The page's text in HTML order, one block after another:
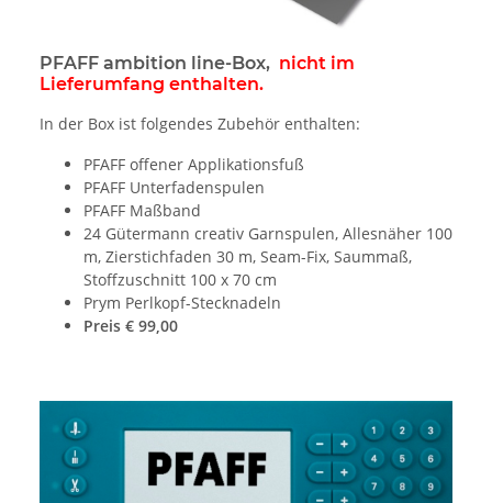
PFAFF ambition line-Box, nicht im
Lieferumfang enthalten.
In der Box ist folgendes Zubehör enthalten:
PFAFF offener Applikationsfuß
PFAFF Unterfadenspulen
PFAFF Maßband
24 Gütermann creativ Garnspulen, Allesnäher 100
m, Zierstichfaden 30 m, Seam-Fix, Saummaß,
Stoffzuschnitt 100 x 70 cm
Prym Perlkopf-Stecknadeln
Preis € 99,00